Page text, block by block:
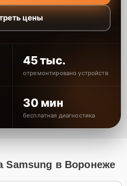
цены
45 тыс.
отремонтировано устройств
30 мин
бесплатная диагностика
Samsung в Воронеже